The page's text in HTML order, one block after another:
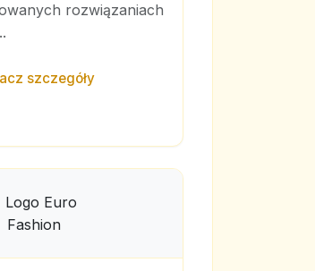
rozwiązaniach
szczegóły